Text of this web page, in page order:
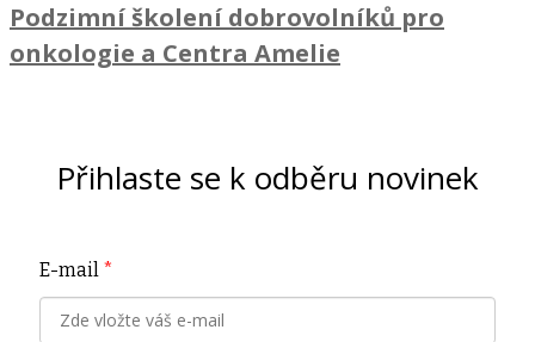
Podzimní školení dobrovolníků pro
onkologie a Centra Amelie
Přihlaste se k odběru novinek
E-mail *